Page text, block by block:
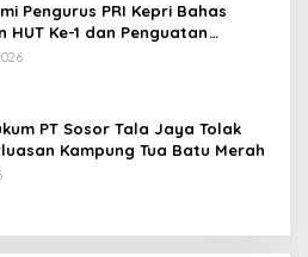
Pengurus PRI Kepri Bahas
HUT Ke-1 dan Penguatan
Partai
PT Sosor Tala Jaya Tolak
Kampung Tua Batu Merah